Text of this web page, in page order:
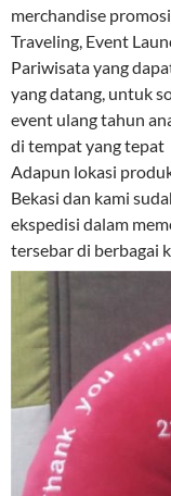
merchandise
Traveling, Event
Pariwisata yang
yang datang, untuk
event ulang tahun
di tempat yang tepat
Adapun lokasi
Bekasi dan kami
ekspedisi dalam
tersebar di berbagai